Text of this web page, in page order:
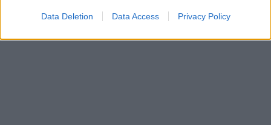
Data Deletion Data Access Privacy Policy